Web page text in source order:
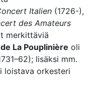
Italien (1726-),
des Amateurs
merkittäviä
La Pouplinière oli
lisäksi mm.
loistava orkesteri